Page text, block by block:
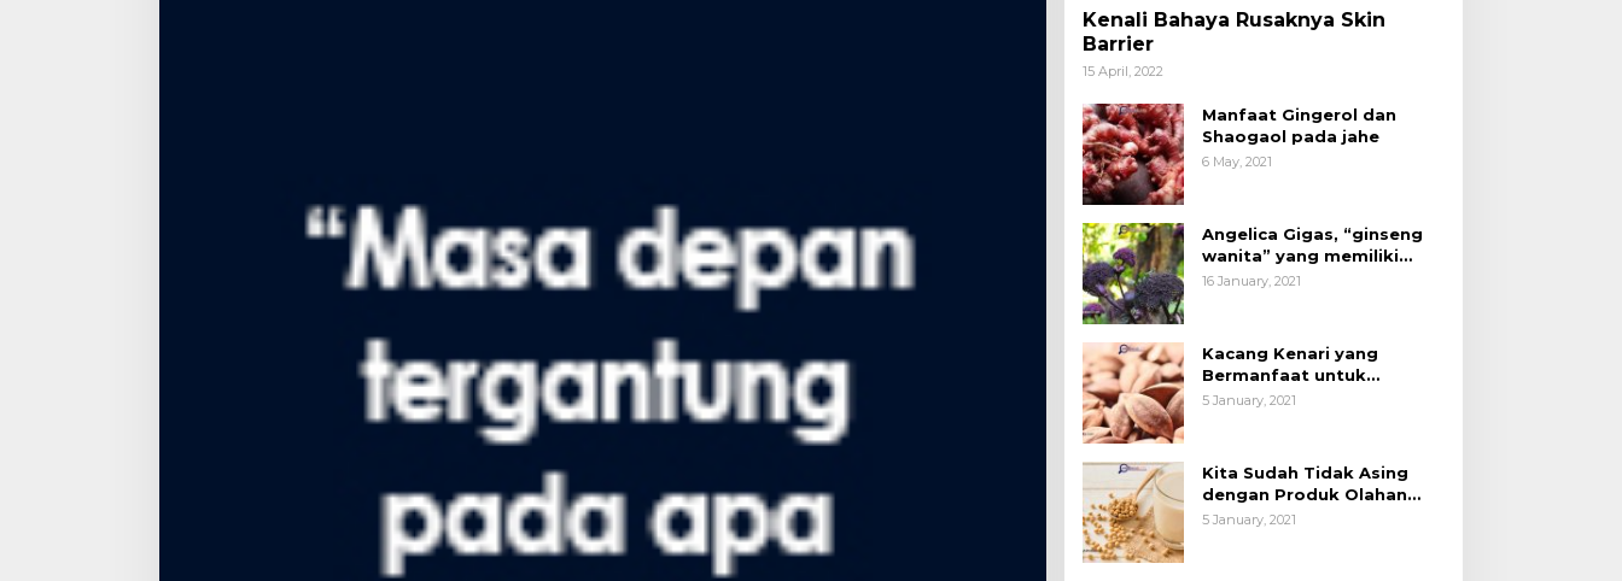
Kenali Bahaya Rusaknya Skin
Barrier
15 April, 2022
Manfaat Gingerol dan
Shaogaol pada jahe
6 May, 2021
Angelica Gigas, “ginseng
wanita” yang memiliki
peran mengatasi kanker.
16 January, 2021
Kacang Kenari yang
Bermanfaat untuk
Kesehatan (Bukan Hanya
5 January, 2021
Kita Sudah Tidak Asing
dengan Produk Olahan
Kedelai, Tapi Sudah Tahu
5 January, 2021